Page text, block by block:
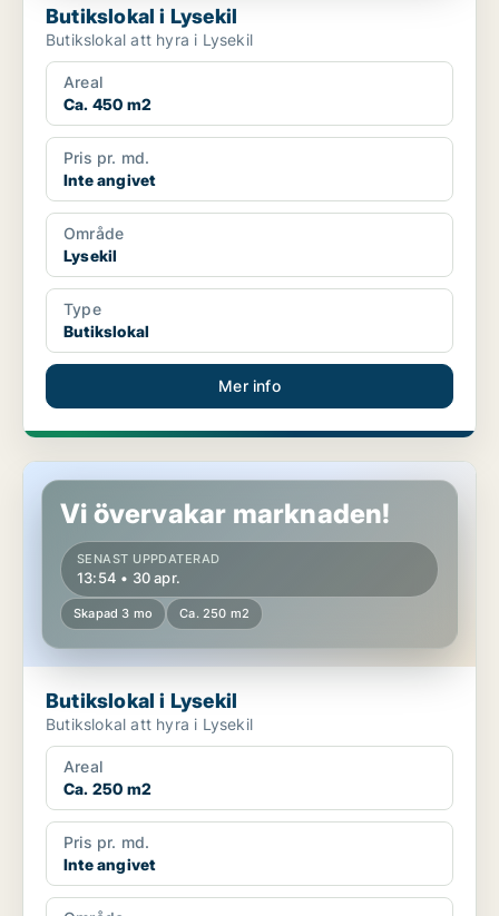
Butikslokal i Lysekil
Butikslokal att hyra i Lysekil
Areal
Ca. 450 m2
Pris pr. md.
Inte angivet
Område
Lysekil
Type
Butikslokal
Mer info
Butikslokal i Lysekil
Vi övervakar marknaden!
SENAST UPPDATERAD
13:54 • 30 apr.
Skapad 3 mo Ca. 250 m2
Butikslokal i Lysekil
Butikslokal att hyra i Lysekil
Areal
Ca. 250 m2
Pris pr. md.
Inte angivet